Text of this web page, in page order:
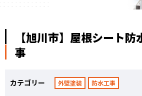
【旭川市】屋根シート
事
カテゴリー 外壁塗装 防水工事